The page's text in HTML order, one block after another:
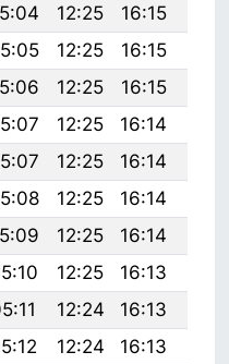
12:25 16:15
12:25 16:15
12:25 16:15
12:25 16:14
12:25 16:14
12:25 16:14
12:25 16:14
12:25 16:13
12:24 16:13
12:24 16:13